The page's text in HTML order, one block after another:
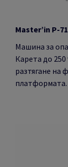
Master’in P-
Машина за
Карета до
разтягане на
платформата.